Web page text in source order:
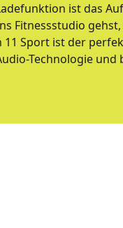
ist das
Fitnessstudio
11 Sport ist der
Technologie